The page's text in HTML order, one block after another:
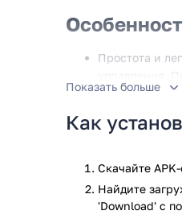
Простота и
Быстро
Team
Предлагается
Играйте с
достаточно,
Показать больше
Как
Скачайте
Найдите
'Download' с